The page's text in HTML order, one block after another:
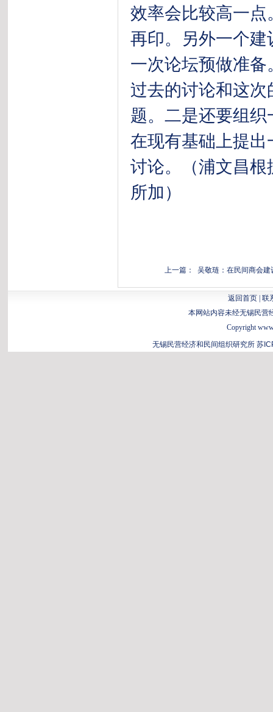
效率会比较高一
再印。另外一个
一次论坛预做准
过去的讨论和这
题。二是还要组
在现有基础上提
讨论。（浦文昌
所加）
上一篇： 吴敬琏：在民间商会建
返回首页| 联
本网站内容未经无锡民营
Copyright
无锡民营经济和民间组织研究所 苏